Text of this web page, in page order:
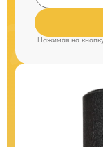
Нажимая на